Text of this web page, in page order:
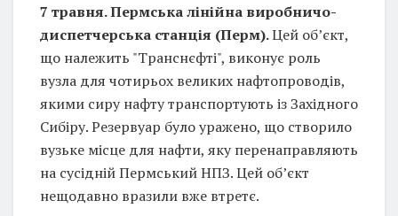
7 травня. Пермська лінійна виробничо-
диспетчерська станція (Перм).Цей об’єкт,
що належить "Транснєфті", виконує роль
вузла для чотирьох великих нафтопроводів,
якими сиру нафту транспортують із Західного
Сибіру. Резервуар було уражено, що створило
вузьке місце для нафти, яку перенаправляють
на сусідній Пермський НПЗ. Цей об’єкт
нещодавно вразили вже втретє.